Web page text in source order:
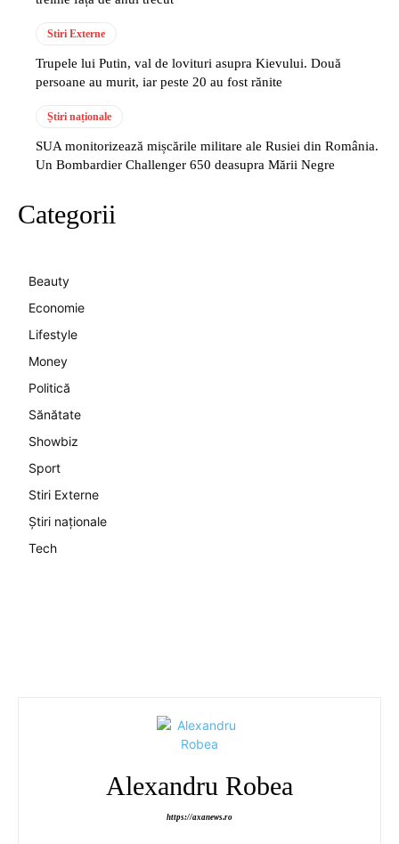
Stiri Externe
Trupele lui Putin, val de lovituri asupra Kievului. Două
persoane au murit, iar peste 20 au fost rănite
Știri naționale
SUA monitorizează mișcările militare ale Rusiei din România.
Un Bombardier Challenger 650 deasupra Mării Negre
Categorii
Beauty
Economie
Lifestyle
Money
Politică
Sănătate
Showbiz
Sport
Stiri Externe
Știri naționale
Tech
Alexandru Robea
https://axanews.ro